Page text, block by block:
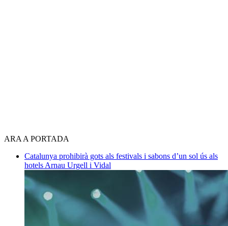
ARA A PORTADA
Catalunya prohibirà gots als festivals i sabons d’un sol ús als
hotels Arnau Urgell i Vidal